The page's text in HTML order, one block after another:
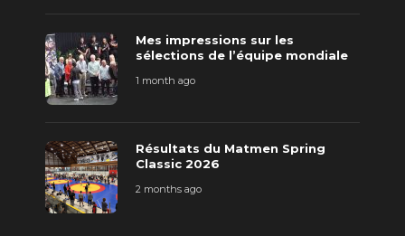
Mes impressions sur les
sélections de l’équipe mondiale
1 month ago
Résultats du Matmen Spring
Classic 2026
2 months ago